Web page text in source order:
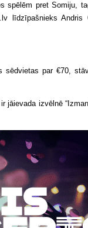
spēlēm pret Somiju,
līdzīpašnieks Andris
par €70,
izvēlnē